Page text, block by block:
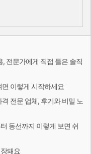
전문가에게 직접 들은 솔직
이렇게 시작하세요
전문 업체, 후기와 비밀 노
동선까지 이렇게 보면 쉬
돼요